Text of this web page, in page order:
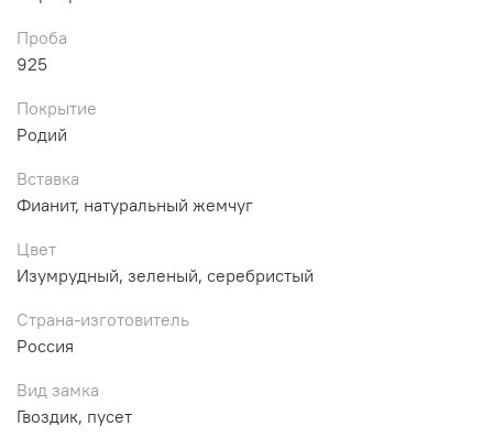
Проба
925
Покрытие
Родий
Вставка
Фианит, натуральный жемчуг
Цвет
Изумрудный, зеленый, серебристый
Страна-изготовитель
Россия
Вид замка
Гвоздик, пусет